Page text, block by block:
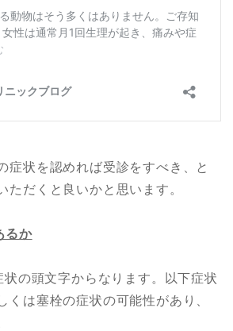
症状を認めれば受診をすべき、と
ただくと良いかと思います。
るか
状の頭文字からなります。以下症状
くは塞栓の症状の可能性があり、